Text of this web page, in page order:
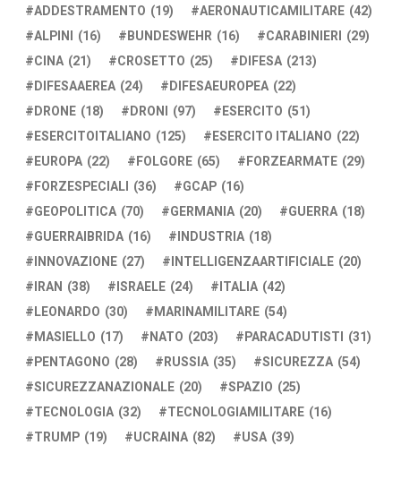
ADDESTRAMENTO (19) AERONAUTICAMILITARE (42)
ALPINI (16) BUNDESWEHR (16) CARABINIERI (29)
CINA (21) CROSETTO (25) DIFESA (213)
DIFESAAEREA (24) DIFESAEUROPEA (22)
DRONE (18) DRONI (97) ESERCITO (51)
ESERCITOITALIANO (125) ESERCITO ITALIANO (22)
EUROPA (22) FOLGORE (65) FORZEARMATE (29)
FORZESPECIALI (36) GCAP (16)
GEOPOLITICA (70) GERMANIA (20) GUERRA (18)
GUERRAIBRIDA (16) INDUSTRIA (18)
INNOVAZIONE (27) INTELLIGENZAARTIFICIALE (20)
IRAN (38) ISRAELE (24) ITALIA (42)
LEONARDO (30) MARINAMILITARE (54)
MASIELLO (17) NATO (203) PARACADUTISTI (31)
PENTAGONO (28) RUSSIA (35) SICUREZZA (54)
SICUREZZANAZIONALE (20) SPAZIO (25)
TECNOLOGIA (32) TECNOLOGIAMILITARE (16)
TRUMP (19) UCRAINA (82) USA (39)